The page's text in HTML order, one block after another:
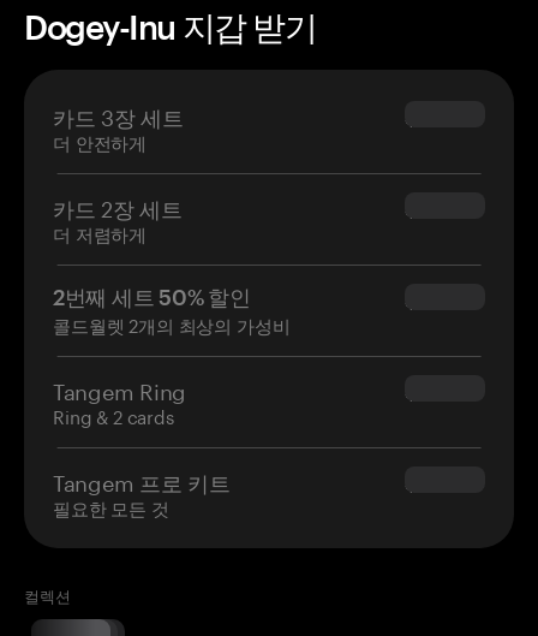
Dogey-Inu 지갑 받기
카드 3장 세트
더 안전하게
$69.90
카드 2장 세트
더 저렴하게
$54.90
2번째 세트 50% 할인
콜드월렛 2개의 최상의 가성비
$34.95
Tangem Ring
Ring & 2 cards
$160.00
Tangem 프로 키트
필요한 모든 것
$180.00
컬렉션